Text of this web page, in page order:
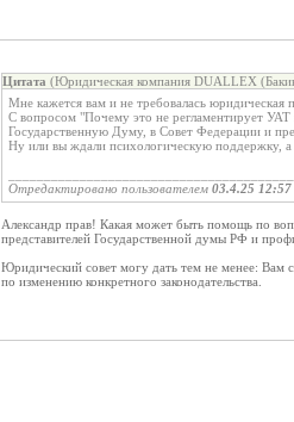
Цитата (Юридическая компания DUALLEX
Мне кажется вам и не требовалась юридическая
С вопросом "Почему это не регламентирует УАТ
Государственную Думу, в Совет Федерации и
Ну или вы ждали психологическую поддержку,
Отредактировано пользователем 03.4.25 12:57
Александр прав! Какая может быть помощь по
представителей Государственной думы РФ и
Юридический совет могу дать тем не менее: Вам
по изменению конкретного законодательства.